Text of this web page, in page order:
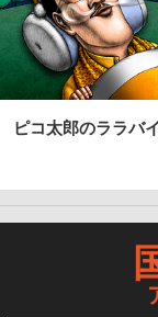
ピコ太郎のララバ